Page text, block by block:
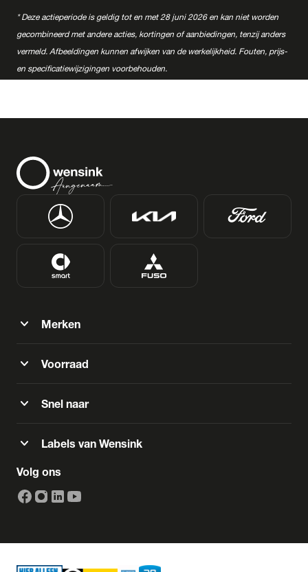
* Deze actieperiode is geldig tot en met 28 juni 2026 en kan niet worden
gecombineerd met andere acties, kortingen of aanbiedingen, tenzij anders
vermeld. Afbeeldingen kunnen afwijken van de werkelijkheid. Fouten, prijs-
en specificatiewijzigingen voorbehouden.
expand_more Merken
expand_more Voorraad
expand_more Snel naar
expand_more Labels van Wensink
Volg ons